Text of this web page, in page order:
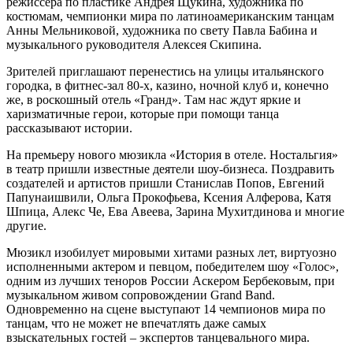
костюмам, чемпионки мира по латиноамериканским танцам
Анны Мельниковой, художника по свету Павла Бабина и
музыкального руководителя Алексея Скипина.
Зрителей приглашают перенестись на улицы итальянского
городка, в фитнес-зал 80-х, казино, ночной клуб и, конечно
же, в роскошный отель «Гранд». Там нас ждут яркие и
харизматичные герои, которые при помощи танца
рассказывают истории.
На премьеру нового мюзикла «История в отеле. Ностальгия»
в театр пришли известные деятели шоу-бизнеса. Поздравить
создателей и артистов пришли Станислав Попов, Евгений
Папунаишвили, Ольга Прокофьева, Ксения Алферова, Катя
Шпица, Алекс Че, Ева Авеева, Зарина Мухитдинова и многие
другие.
Мюзикл изобилует мировыми хитами разных лет, виртуозно
исполненными актером и певцом, победителем шоу «Голос»,
одним из лучших теноров России Аскером Бербековым, при
музыкальном живом сопровождении Grand Band.
Одновременно на сцене выступают 14 чемпионов мира по
танцам, что не может не впечатлять даже самых
взыскательных гостей – экспертов танцевального мира.